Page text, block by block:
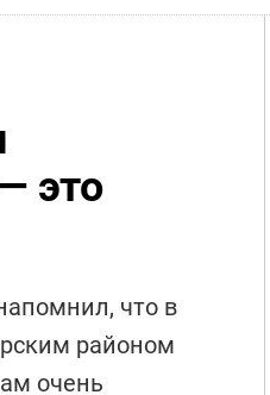
это
что в
районом
очень